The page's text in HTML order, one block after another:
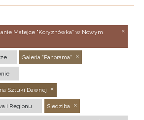
Matejce "Koryznówka" w Nowym
Galeria "Panorama"
Sztuki Dawnej
i Regionu Siedziba